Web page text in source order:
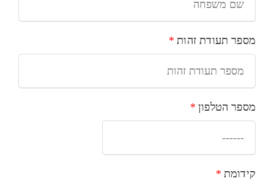
מספר תעודת זהות *
מספר הטלפון*
קידומת*